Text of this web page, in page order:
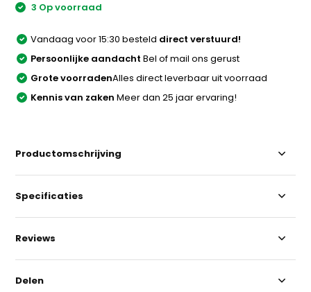
3 Op voorraad
Vandaag voor 15:30 besteld direct verstuurd!
Persoonlijke aandacht Bel of mail ons gerust
Grote voorradenAlles direct leverbaar uit voorraad
Kennis van zaken Meer dan 25 jaar ervaring!
Productomschrijving
Specificaties
Reviews
Delen